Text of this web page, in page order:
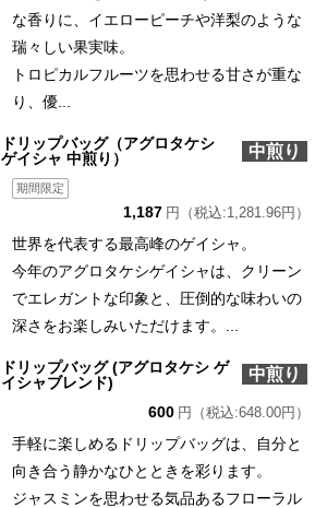
な香りに、イエローピーチや洋梨のような
瑞々しい果実味。
トロピカルフルーツを思わせる甘さが重な
り、優...
ドリップバッグ（アグロタケシ
ゲイシャ 中煎り）
中煎り
期間限定
1,187 円（税込:1,281.96円）
世界を代表する最高峰のゲイシャ。
今年のアグロタケシゲイシャは、クリーン
でエレガントな印象と、圧倒的な味わいの
深さをお楽しみいただけます。...
ドリップバッグ (アグロタケシ ゲ
イシャブレンド)
中煎り
600 円（税込:648.00円）
手軽に楽しめるドリップバッグは、自分と
向き合う静かなひとときを彩ります。
ジャスミンを思わせる気品あるフローラル